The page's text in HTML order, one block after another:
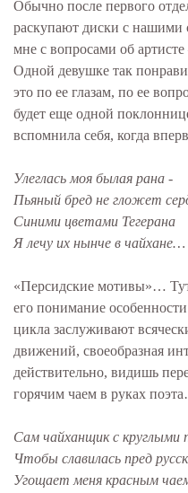
Обычно после первого
раскупают диски с нашими
мне с вопросами об
Одной девушке так
это по ее глазам, по ее
будет еще одной
вспомнила себя, когда
Улеглась моя былая рана -
Пьяный бред не гложет
Синими цветами Тегерана
Я лечу их нынче в чайхане…
«Персидские мотивы»… Тут
его понимание
цикла заслуживают
движений, своеобразная
действительно, видишь
горячим чаем в руках
Сам чайханщик с круглыми
Чтобы славилась пред
Угощает меня красным